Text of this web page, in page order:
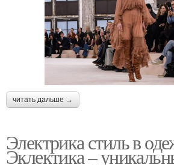
читать дальше →
Электрика стиль в
Эклектика –